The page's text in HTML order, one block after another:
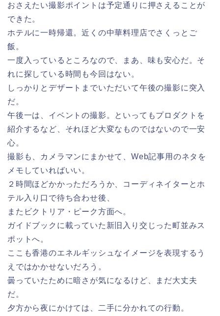
おさえたい撮影ポイントは予定通りに押さえることが
できた。
ホテルに一時帰還。近くの中華料理店でさくっとご
飯。
一度入っているところなので、まあ、味も安心だ。そ
れに探している時間も今回はない。
しっかりとデザートまでいただいて午後の撮影に突入
だ。
午後一は、イベントの撮影。といってもプロダクトを
紹介するなど、それほど大変なものではないので一安
心。
撮影も、カメラマンにまかせて、Web記事用のネタを
メモしていればいい。
２時間ほどかかっただろうか、コーディネイターとホ
テル入り口で待ち合わせ後、
またビクトリア・ピーク方面へ。
ガイドブックに載っていた新旧入り交じった町並みス
ポットへ。
ここも香港のエネルギッシュなイメージを表現するう
えではかかせないだろう。
曇っていたために暗さが気になるけど、まだ大丈夫
だ。
夕方から夜にかけては、二手に分かれての行動。